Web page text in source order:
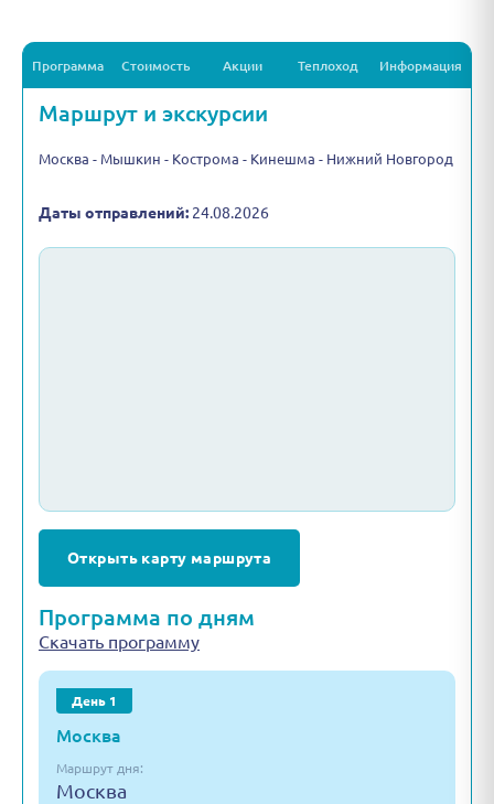
Программа Стоимость Акции Теплоход Информация
Маршрут и экскурсии
Москва - Мышкин - Кострома - Кинешма - Нижний Новгород
Даты отправлений: 24.08.2026
Открыть карту маршрута
Программа по дням
Скачать программу
День 1
Москва
Маршрут дня:
Москва